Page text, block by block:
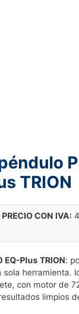
TRION
PRECIO CON IVA:
Plus TRION:
herramienta.
con motor de
limpios